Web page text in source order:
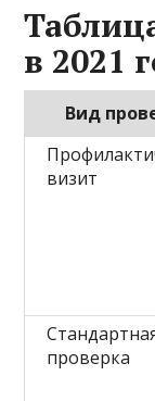
в 2021
Вид
визит
проверка